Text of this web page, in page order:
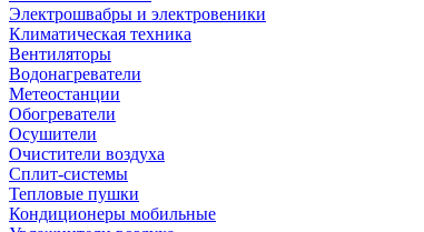
Электрошвабры и электровеники
Климатическая техника
Вентиляторы
Водонагреватели
Метеостанции
Обогреватели
Осушители
Очистители воздуха
Сплит-системы
Тепловые пушки
Кондиционеры мобильные